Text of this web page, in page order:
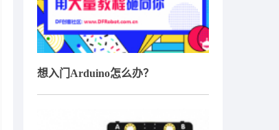
想入门Arduino怎么办？